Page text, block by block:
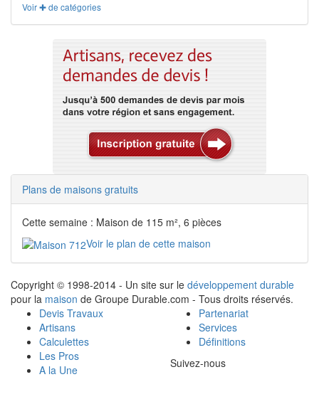
Voir ✚ de catégories
Plans de maisons gratuits
Cette semaine : Maison de 115 m², 6 pièces
Voir le plan de cette maison
Copyright © 1998-2014 - Un site sur le développement durable
pour la maison de Groupe Durable.com - Tous droits réservés.
Devis Travaux
Artisans
Calculettes
Les Pros
A la Une
Partenariat
Services
Définitions
Suivez-nous